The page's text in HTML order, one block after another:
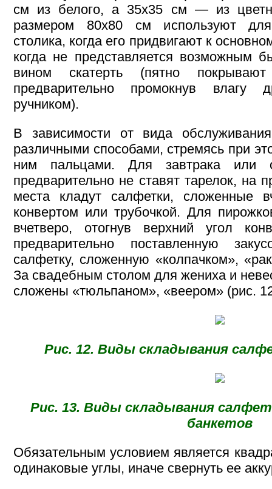
см из белого, а 35х35 см — из
размером 80х80 см используют
столика, когда его придвигают к
когда не представляется возможным
вином скатерть (пятно
предварительно промокнув влагу
ручником).
В зависимости от вида
различными способами, стремясь при
ним пальцами. Для завтрака или
предварительно не ставят тарелок, на
места кладут салфетки, сложенные
конвертом или трубочкой. Для
вчетверо, отогнув верхний угол
предварительно поставленную
салфетку, сложенную «колпачком»,
За свадебным столом для жениха и
сложены «тюльпаном», «веером» (рис.
Рис. 12. Виды складывания
Рис. 13. Виды складывания
банкетов
Обязательным условием является
одинаковые углы, иначе свернуть ее